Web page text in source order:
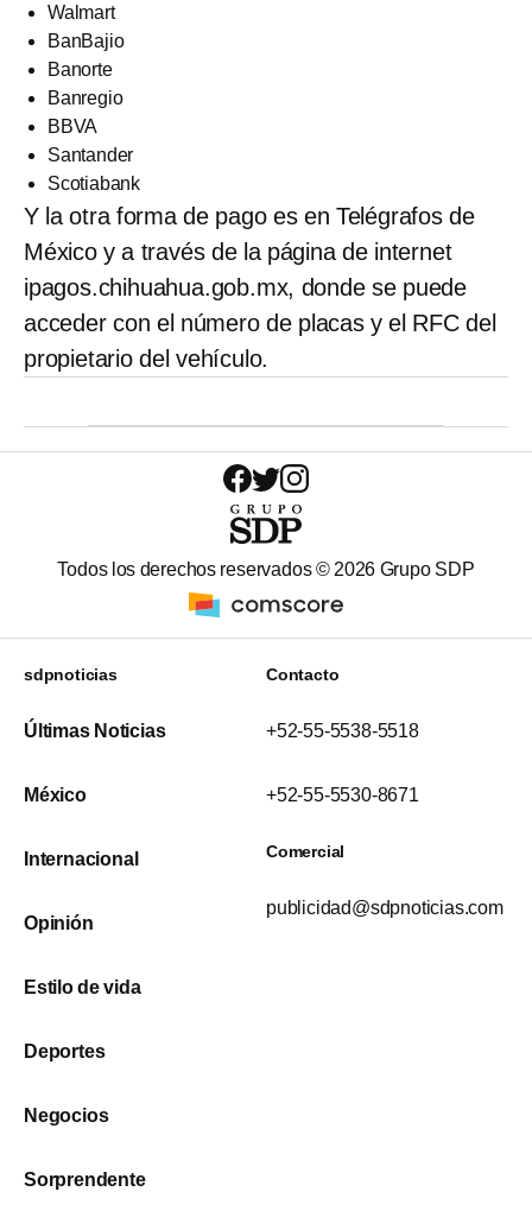
Walmart
BanBajio
Banorte
Banregio
BBVA
Santander
Scotiabank
Y la otra forma de pago es en Telégrafos de
México y a través de la página de internet
ipagos.chihuahua.gob.mx, donde se puede
acceder con el número de placas y el RFC del
propietario del vehículo.
Todos los derechos reservados © 2026 Grupo SDP
sdpnoticias
Últimas Noticias
México
Internacional
Opinión
Estilo de vida
Deportes
Negocios
Sorprendente
Contacto
+52-55-5538-5518
+52-55-5530-8671
Comercial
publicidad@sdpnoticias.com